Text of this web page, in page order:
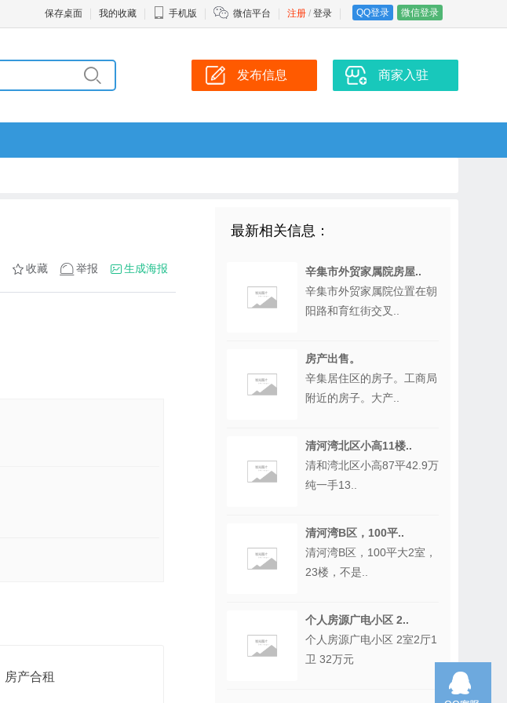
注册 / 登录 QQ登录 微信登录
保存桌面 我的收藏 手机版 微信平台
发布信息 商家入驻
收藏 举报 生成海报
房产合租
最新相关信息：
辛集市外贸家属院房屋..
辛集市外贸家属院位置在朝
阳路和育红街交叉..
房产出售。
辛集居住区的房子。工商局
附近的房子。大产..
清河湾北区小高11楼..
清和湾北区小高87平42.9万
纯一手13..
清河湾B区，100平..
清河湾B区，100平大2室，
23楼，不是..
个人房源广电小区 2..
个人房源广电小区 2室2厅1
卫 32万元